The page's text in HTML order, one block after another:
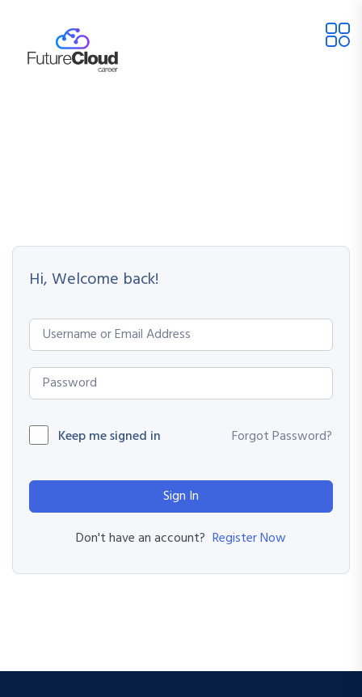
Hi, Welcome back!
Keep me signed in Forgot Password?
Sign In
Don't have an account? Register Now